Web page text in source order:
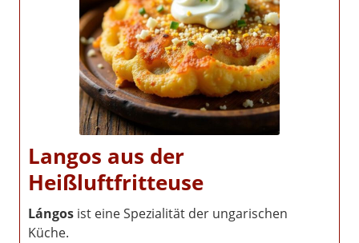
Langos aus der
Heißluftfritteuse
Lángos ist eine Spezialität der ungarischen
Küche.